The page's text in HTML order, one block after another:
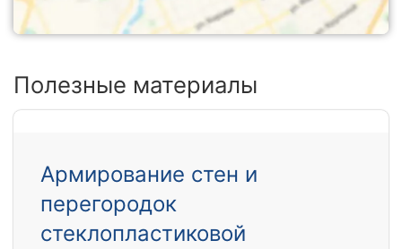
Полезные материалы
Армирование стен и
перегородок
стеклопластиковой